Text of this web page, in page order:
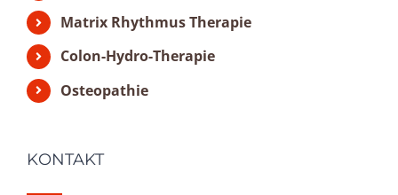
Matrix Rhythmus Therapie
Colon-Hydro-Therapie
Osteopathie
KONTAKT